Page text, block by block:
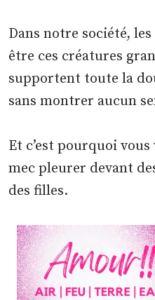
Dans notre société,
être ces créatures
supportent toute la
sans montrer aucun
Et c’est pourquoi
mec pleurer devant
des filles.